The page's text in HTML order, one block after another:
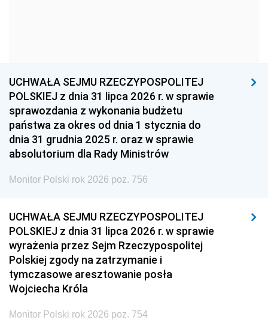
1939 1938 1937
1936 1930
UCHWAŁA SEJMU RZECZYPOSPOLITEJ
POLSKIEJ z dnia 31 lipca 2026 r. w sprawie
sprawozdania z wykonania budżetu
państwa za okres od dnia 1 stycznia do
dnia 31 grudnia 2025 r. oraz w sprawie
absolutorium dla Rady Ministrów
Monitor Polski rok 2026 poz. 756
UCHWAŁA SEJMU RZECZYPOSPOLITEJ
POLSKIEJ z dnia 31 lipca 2026 r. w sprawie
wyrażenia przez Sejm Rzeczypospolitej
Polskiej zgody na zatrzymanie i
tymczasowe aresztowanie posła
Wojciecha Króla
Monitor Polski rok 2026 poz. 754